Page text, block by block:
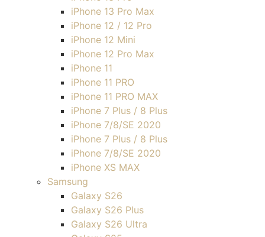
iPhone 13 Pro Max
iPhone 12 / 12 Pro
iPhone 12 Mini
iPhone 12 Pro Max
iPhone 11
iPhone 11 PRO
iPhone 11 PRO MAX
iPhone 7 Plus / 8 Plus
iPhone 7/8/SE 2020
iPhone 7 Plus / 8 Plus
iPhone 7/8/SE 2020
iPhone XS MAX
Samsung
Galaxy S26
Galaxy S26 Plus
Galaxy S26 Ultra